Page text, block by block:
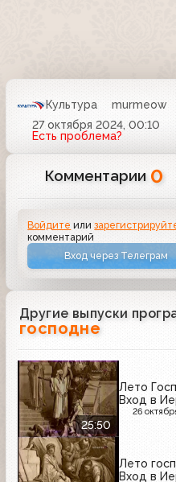
Культура murmeow
27 октября 2024, 00:10
Есть проблема?
Комментарии 0
Войдите или
комментарий
Вход через Телеграм
Другие выпуски
господне
25:50
Лето
Вход в
26
Лето
Вход в